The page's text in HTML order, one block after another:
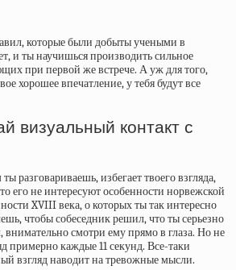
которые были добыты учеными в
и ты научишься производить сильное
при первой же встрече. А уж для того,
хорошее впечатление, у тебя будут все
визуальный контакт с
разговариваешь, избегает твоего взгляда,
его не интересуют особенности норвежской
XVIII века, о которых ты так интересно
чтобы собеседник решил, что ты серьезно
внимательно смотри ему прямо в глаза. Но не
примерно каждые 11 секунд. Все-таки
взгляд наводит на тревожные мысли.